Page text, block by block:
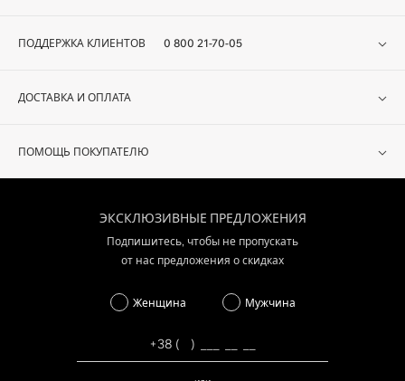
ПОДДЕРЖКА КЛИЕНТОВ 0 800 21-70-05
ДОСТАВКА И ОПЛАТА
ПОМОЩЬ ПОКУПАТЕЛЮ
ЭКСКЛЮЗИВНЫЕ ПРЕДЛОЖЕНИЯ
Подпишитесь, чтобы не пропускать
от нас предложения о скидках
Женщина Мужчина